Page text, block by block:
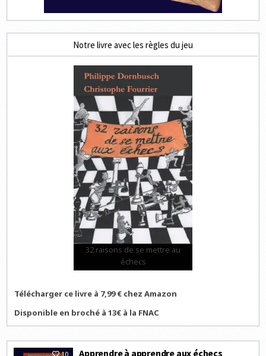
Notre livre avec les règles du jeu
32 raisons de se mettre au
échecs
Télécharger ce livre à 7,99 € chez Amazon
Disponible en broché à 13€ à la FNAC
10 Apprendre à apprendre aux échecs